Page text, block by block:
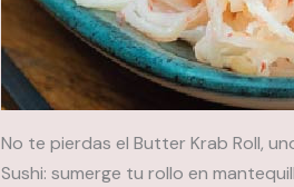
No te pierdas el Butter Krab Roll,
Sushi: sumerge tu rollo en